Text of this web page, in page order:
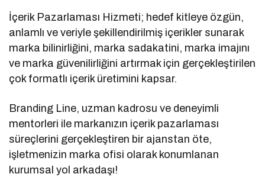
İçerik Pazarlaması Hizmeti; hedef kitleye özgün,
anlamlı ve veriyle şekillendirilmiş içerikler sunarak
marka bilinirliğini, marka sadakatini, marka imajını
ve marka güvenilirliğini artırmak için gerçekleştirilen
çok formatlı içerik üretimini kapsar.
Branding Line, uzman kadrosu ve deneyimli
mentorleri ile markanızın içerik pazarlaması
süreçlerini gerçekleştiren bir ajanstan öte,
işletmenizin marka ofisi olarak konumlanan
kurumsal yol arkadaşı!